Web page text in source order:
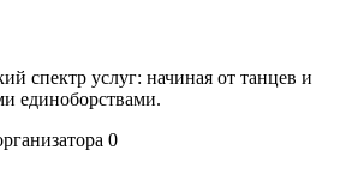
спектр услуг: начиная от танцев и
единоборствами.
0